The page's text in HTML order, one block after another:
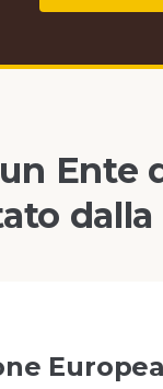
Ente
dalla